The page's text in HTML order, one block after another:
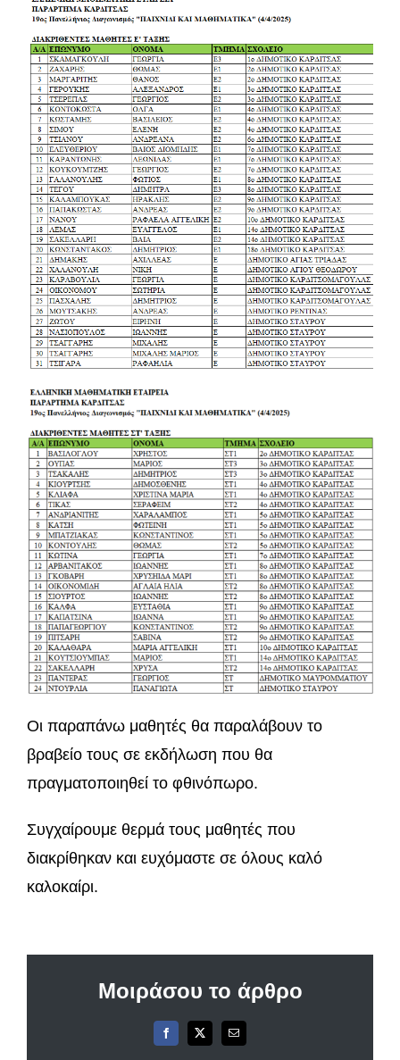
Οι παραπάνω μαθητές θα παραλάβουν το
βραβείο τους σε εκδήλωση που θα
πραγματοποιηθεί το φθινόπωρο.
Συγχαίρουμε θερμά τους μαθητές που
διακρίθηκαν και ευχόμαστε σε όλους καλό
καλοκαίρι.
Μοιράσου το άρθρο
Facebook
X Email